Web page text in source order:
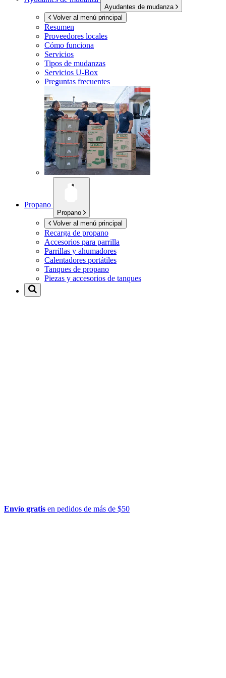
Ayudantes de mudanza
Volver al menú principal
Resumen
Proveedores locales
Cómo funciona
Servicios
Tipos de mudanzas
Servicios U-Box
Preguntas frecuentes
Propano
Propano
Volver al menú principal
Recarga de propano
Accesorios para parrilla
Parrillas y ahumadores
Calentadores portátiles
Tanques de propano
Piezas y accesorios de tanques
Envío gratis en pedidos de más de $50